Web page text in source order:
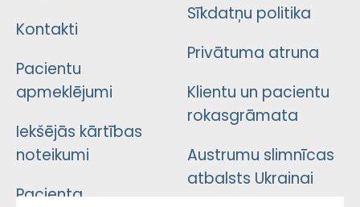
Kontakti
Pacientu
apmeklējumi
Iekšējās kārtības
noteikumi
Pacienta
Sīkdatņu politika
Privātuma atruna
Klientu un pacientu
rokasgrāmata
Austrumu slimnīcas
atbalsts Ukrainai